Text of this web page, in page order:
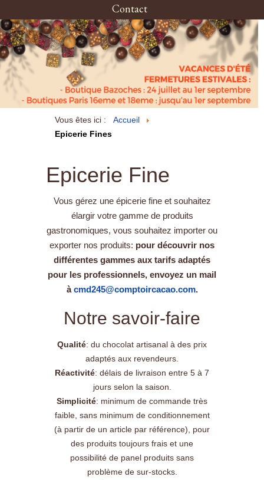
Contact
Vous êtes ici :
Accueil
Epicerie Fines
Epicerie Fine
Vous gérez une épicerie fine et souhaitez
élargir votre gamme de produits
gastronomiques, vous souhaitez importer ou
exporter nos produits: pour découvrir nos
différentes gammes aux tarifs adaptés
pour les professionnels, envoyez un mail
àcmd245@comptoircacao.com.
Notre savoir-faire
Qualité: du chocolat artisanal à des prix
adaptés aux revendeurs.
Réactivité: délais de livraison entre 5 à 7
jours selon la saison.
Simplicité: minimum de commande très
faible, sans minimum de conditionnement
(à partir de un article par référence), pour
des produits toujours frais et une
possibilité de panel produits sans
problème de sur-stocks.